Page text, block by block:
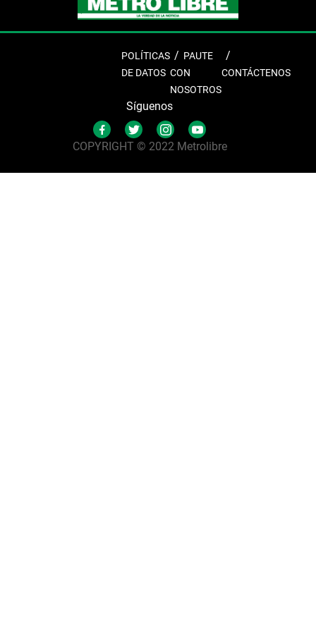
POLÍTICAS
DE DATOS
PAUTE
CON
NOSOTROS
CONTÁCTENOS
Síguenos
COPYRIGHT © 2022 Metrolibre